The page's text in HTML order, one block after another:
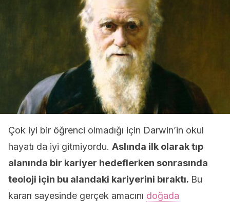
Çok iyi bir öğrenci olmadığı için Darwin’in okul
hayatı da iyi gitmiyordu. Aslında ilk olarak tıp
alanında bir kariyer hedeflerken sonrasında
teoloji için bu alandaki kariyerini bıraktı. Bu
kararı sayesinde gerçek amacını doğada